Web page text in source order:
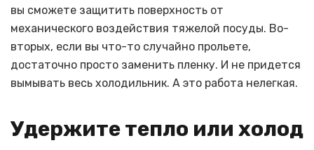
вы сможете защитить поверхность от
механического воздействия тяжелой посуды. Во-
вторых, если вы что-то случайно прольете,
достаточно просто заменить пленку. И не придется
вымывать весь холодильник. А это работа нелегкая.
Удержите тепло или холод